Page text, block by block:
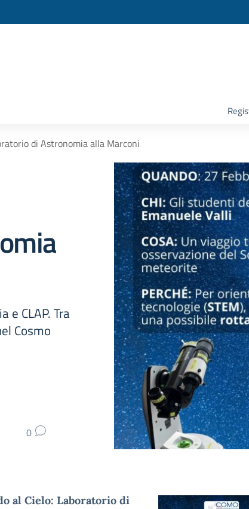
di Astronomia alla Marconi
e CLAP. Tra
Cosmo
0
al Cielo: Laboratorio di